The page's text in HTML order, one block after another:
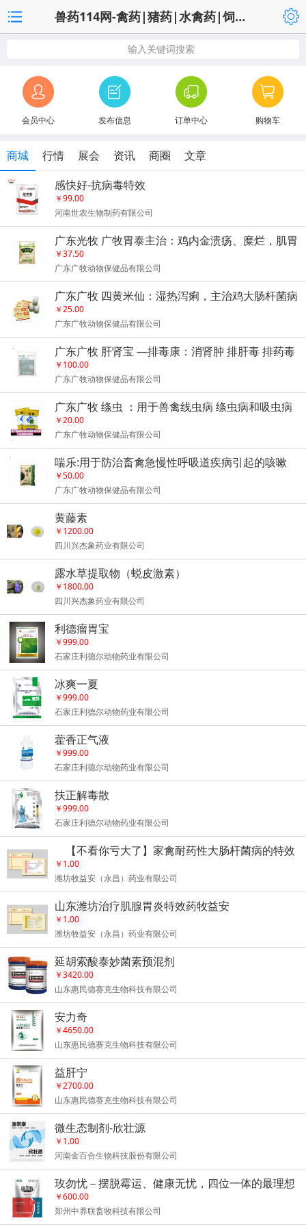
兽药114网-禽药|猪药|水禽药|饲料添加剂|养殖设备
输入关键词搜索
会员中心 发布信息 订单中心 购物车
商城 行情 展会 资讯 商圈
文章
感快好-抗病毒特效
￥99.00
河南世农生物制药有限公司
广东光牧 广牧胃泰主治：鸡内金溃疡、糜烂，肌胃
炎、腺胃炎等
￥37.50
广东广牧动物保健品有限公司
广东广牧 四黄米仙：湿热泻痢，主治鸡大肠杆菌病
￥25.00
广东广牧动物保健品有限公司
广东广牧 肝肾宝 —排毒康：消肾肿 排肝毒 排药毒
排胎毒 排囊毒 抗应激
￥100.00
广东广牧动物保健品有限公司
广东广牧 绦虫 ：用于兽禽线虫病 绦虫病和吸虫病
￥20.00
广东广牧动物保健品有限公司
喘乐:用于防治畜禽急慢性呼吸道疾病引起的咳嗽
伸颈 呼吸哕音 气喘甩头等
￥50.00
广东广牧动物保健品有限公司
黄藤素
￥1200.00
四川兴杰象药业有限公司
露水草提取物（蜕皮激素）
￥1800.00
四川兴杰象药业有限公司
利德瘤胃宝
￥999.00
石家庄利德尔动物药业有限公司
冰爽一夏
￥999.00
石家庄利德尔动物药业有限公司
藿香正气液
￥999.00
石家庄利德尔动物药业有限公司
扶正解毒散
￥999.00
石家庄利德尔动物药业有限公司
【不看你亏大了】家禽耐药性大肠杆菌病的特效
药物治疗
￥1.00
潍坊牧益安（永昌）药业有限公司
山东潍坊治疗肌腺胃炎特效药牧益安
￥1.00
潍坊牧益安（永昌）药业有限公司
延胡索酸泰妙菌素预混剂
￥3420.00
山东惠民德赛克生物科技有限公司
安力奇
￥4650.00
山东惠民德赛克生物科技有限公司
益肝宁
￥2700.00
山东惠民德赛克生物科技有限公司
微生态制剂-欣壮源
￥1.00
河南金百合生物科技股份有限公司
玫勿忧－摆脱霉运、健康无忧，四位一体的最理想
更全效脱霉剂
￥600.00
郑州中养联畜牧科技有限公司